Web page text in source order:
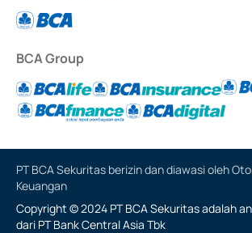
BCA Group
PT BCA Sekuritas berizin dan diawasi oleh
Keuangan
Copyright © 2024 PT BCA Sekuritas adalah
dari PT Bank Central Asia Tbk